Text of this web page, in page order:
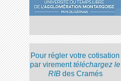
Pour régler votre cotisation
par virementtéléchargez le
RIBdes Cramés